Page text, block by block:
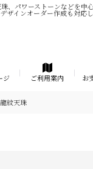
、パワーストーンなどを中
ザインオーダー作成も対応
ジ ご利用案内 お
紋天珠